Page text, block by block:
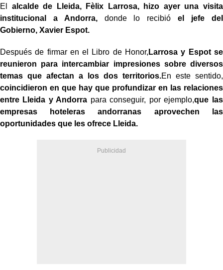
El alcalde de Lleida, Fèlix Larrosa, hizo ayer una visita
institucional a Andorra,donde lo recibióel jefe del
Gobierno, Xavier Espot.
Después de firmar en el Libro de Honor, Larrosa y Espot se
reunieron para intercambiar impresiones sobre diversos
temas que afectan a los dos territorios.En este sentido,
coincidieron en que hay que profundizar en las relaciones
entre Lleida y Andorra para conseguir, por ejemplo,que las
empresas hoteleras andorranas aprovechen las
oportunidades que les ofrece Lleida.